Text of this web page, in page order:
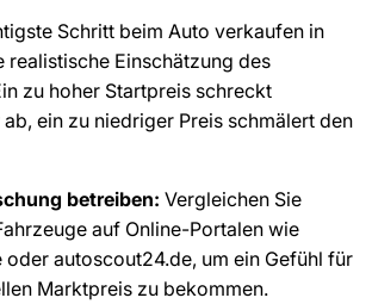
Schritt beim Auto verkaufen in
realistische Einschätzung des
zu hoher Startpreis schreckt
ein zu niedriger Preis schmälert den
betreiben: Vergleichen Sie
auf Online-Portalen wie
oder autoscout24.de, um ein Gefühl für
Marktpreis zu bekommen.